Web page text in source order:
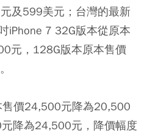
及599美元；台灣的最新
iPhone 7 32G版本從原本
元，128G版本原本售價
售價24,500元降為20,500
降為24,500元，降價幅度